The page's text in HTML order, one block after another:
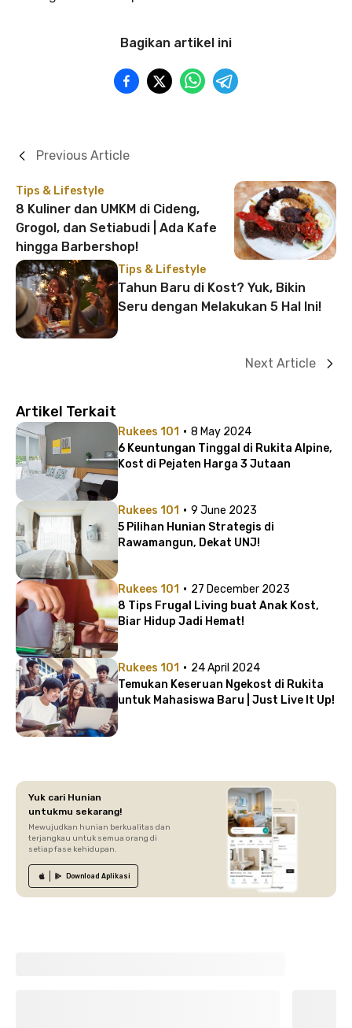
Bagikan artikel ini
Tips & Lifestyle
8 Kuliner dan UMKM di Cideng,
Grogol, dan Setiabudi | Ada Kafe
hingga Barbershop!
Previous Article
Tips & Lifestyle
Tahun Baru di Kost? Yuk, Bikin
Seru dengan Melakukan 5 Hal Ini!
Next Article
Artikel Terkait
Rukees 101 · 8 May 2024
6 Keuntungan Tinggal di Rukita Alpine,
Kost di Pejaten Harga 3 Jutaan
Rukees 101 · 9 June 2023
5 Pilihan Hunian Strategis di
Rawamangun, Dekat UNJ!
Rukees 101 · 27 December 2023
8 Tips Frugal Living buat Anak Kost,
Biar Hidup Jadi Hemat!
Rukees 101 · 24 April 2024
Temukan Keseruan Ngekost di Rukita
untuk Mahasiswa Baru | Just Live It Up!
Yuk cari Hunian
untukmu sekarang!
Mewujudkan hunian berkualitas dan
terjangkau untuk semua orang di
setiap fase kehidupan.
Download Aplikasi